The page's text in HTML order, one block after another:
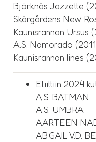
Björknäs Jazzette
Skärgårdens New
Kaunisrannan Ursus
A.S. Namorado
Kaunisrannan Iines
Eliittiin 2024
A.S. BATMAN
A.S. UMBRA
AARTEEN
ABIGAIL V.D.